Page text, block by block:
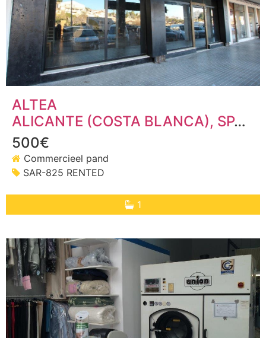
ALTEA
ALICANTE (COSTA BLANCA), SPANJE
500€
Commercieel pand
SAR-825 RENTED
1